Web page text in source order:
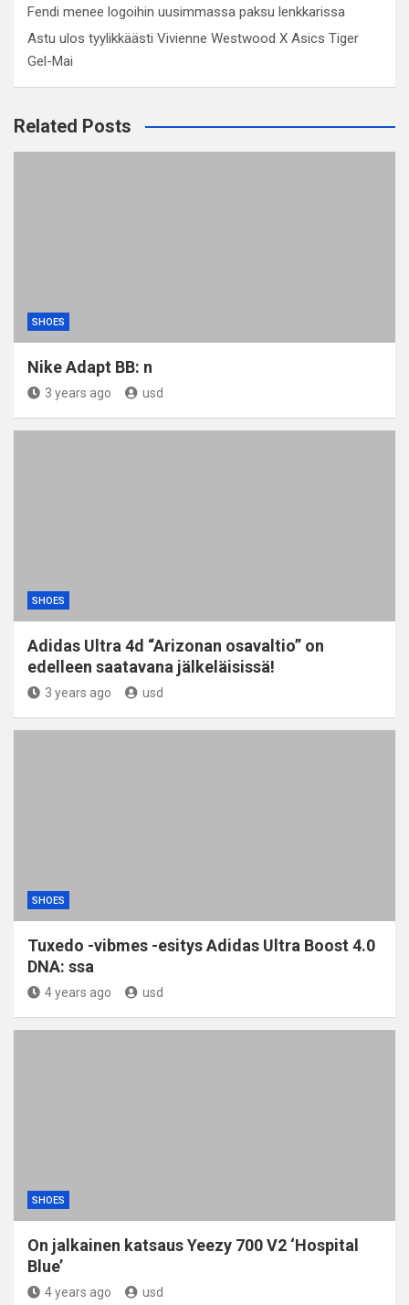
Fendi menee logoihin uusimmassa paksu lenkkarissa
Astu ulos tyylikkäästi Vivienne Westwood X Asics Tiger
Gel-Mai
Related Posts
SHOES
Nike Adapt BB: n
3 years ago usd
SHOES
Adidas Ultra 4d “Arizonan osavaltio” on
edelleen saatavana jälkeläisissä!
3 years ago usd
SHOES
Tuxedo -vibmes -esitys Adidas Ultra Boost 4.0
DNA: ssa
4 years ago usd
SHOES
On jalkainen katsaus Yeezy 700 V2 ‘Hospital
Blue’
4 years ago usd